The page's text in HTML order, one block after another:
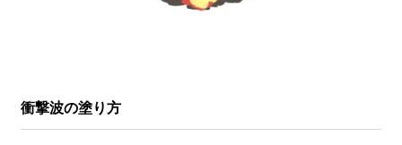
衝撃波の塗り方